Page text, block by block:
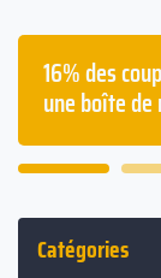
un bar ou
Catégories